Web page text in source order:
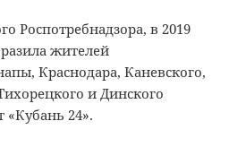
Роспотребнадзора, в 2019
жителей
Краснодара, Каневского,
и Динского
«Кубань 24».